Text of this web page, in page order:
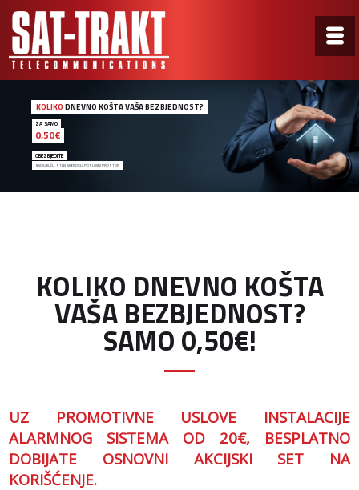
KOLIKO DNEVNO KOŠTA VAŠA BEZBJEDNOST?
ZA SAMO
0,50€
OBEZBJEDITE
SVOJU KUĆU, STAN, VIKENDICU, POSLOVNI PROSTOR
KOLIKO DNEVNO KOŠTA
VAŠA BEZBJEDNOST?
SAMO 0,50€!
UZ PROMOTIVNE USLOVE INSTALACIJE
ALARMNOG SISTEMA OD 20€, BESPLATNO
DOBIJATE OSNOVNI AKCIJSKI SET NA
KORIŠĆENJE.